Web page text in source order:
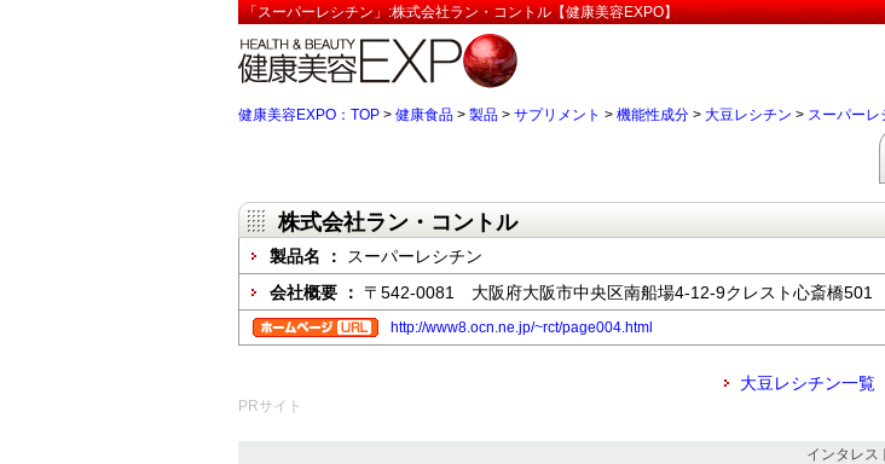
「スーパーレシチン」:株式会社ラン・コントル【健康美容EXPO】
健康美容EXPO：TOP > 健康食品 > 製品 > サプリメント > 機能性成分 > 大豆レシチン > スーパーレ
株式会社ラン・コントル
製品名 ：
スーパーレシチン
会社概要 ： 〒542-0081 大阪府大阪市中央区南船場4-12-9クレスト心斎橋501
http://www8.ocn.ne.jp/~rct/page004.html
大豆レシチン一覧
PRサイト
インタレス